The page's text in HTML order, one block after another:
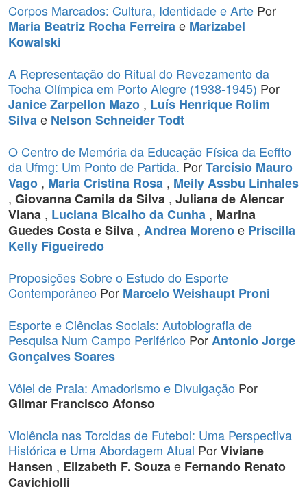
Corpos Marcados: Cultura, Identidade e Arte Por
Maria Beatriz Rocha Ferreirae Marizabel
Kowalski
A Representação do Ritual do Revezamento da
Tocha Olímpica em Porto Alegre (1938-1945) Por
Janice Zarpellon Mazo , Luís Henrique Rolim
Silvae Nelson Schneider Todt
O Centro de Memória da Educação Física da Eeffto
da Ufmg: Um Ponto de Partida. PorTarcísio Mauro
Vago , Maria Cristina Rosa , Meily Assbu Linhales
, Giovanna Camila da Silva , Juliana de Alencar
Viana , Luciana Bicalho da Cunha , Marina
Guedes Costa e Silva , Andrea Morenoe Priscilla
Kelly Figueiredo
Proposições Sobre o Estudo do Esporte
Contemporâneo Por Marcelo Weishaupt Proni
Esporte e Ciências Sociais: Autobiografia de
Pesquisa Num Campo Periférico PorAntonio Jorge
Gonçalves Soares
Vôlei de Praia: Amadorismo e Divulgação Por
Gilmar Francisco Afonso
Violência nas Torcidas de Futebol: Uma Perspectiva
Histórica e Uma Abordagem Atual PorViviane
Hansen , Elizabeth F. Souzae Fernando Renato
Cavichiolli